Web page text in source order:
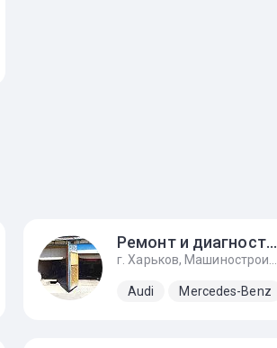
Volkswagen
Ремонт и диагности механического инжектора ke-jetronic
Audi Mercedes-Benz